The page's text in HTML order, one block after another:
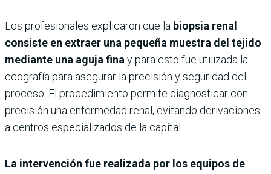
Los profesionales explicaron que la biopsia renal
consiste en extraer una pequeña muestra del tejido
mediante una aguja fina y para esto fue utilizada la
ecografía para asegurar la precisión y seguridad del
proceso. El procedimiento permite diagnosticar con
precisión una enfermedad renal, evitando derivaciones
a centros especializados de la capital.
La intervención fue realizada por los equipos de